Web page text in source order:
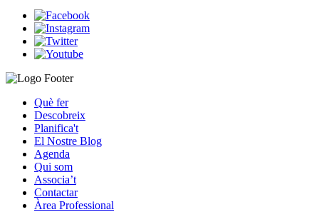
Què fer
Descobreix
Planifica't
El Nostre Blog
Agenda
Qui som
Associa’t
Contactar
Àrea Professional